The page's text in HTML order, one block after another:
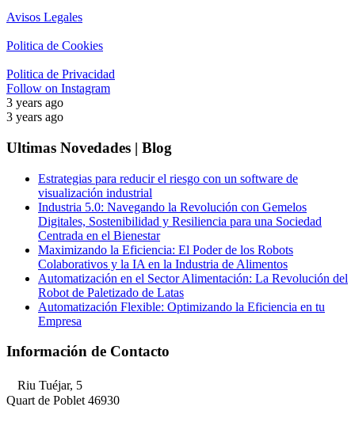
Avisos Legales
Politica de Cookies
Politica de Privacidad
Follow on Instagram
3 years ago
3 years ago
Ultimas Novedades | Blog
Estrategias para reducir el riesgo con un software de
visualización industrial
Industria 5.0: Navegando la Revolución con Gemelos
Digitales, Sostenibilidad y Resiliencia para una Sociedad
Centrada en el Bienestar
Maximizando la Eficiencia: El Poder de los Robots
Colaborativos y la IA en la Industria de Alimentos
Automatización en el Sector Alimentación: La Revolución del
Robot de Paletizado de Latas
Automatización Flexible: Optimizando la Eficiencia en tu
Empresa
Información de Contacto
Riu Tuéjar, 5
Quart de Poblet 46930